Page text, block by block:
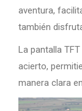
aventura,
también
La pantalla
acierto,
manera clara